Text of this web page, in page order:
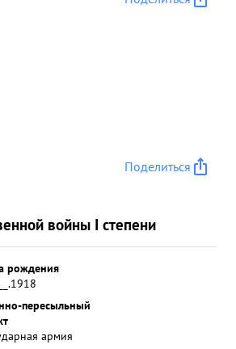
Гжегожевска, Фл. Марынки,
Поделиться
войны I степени
рождения
пересыльный
армия